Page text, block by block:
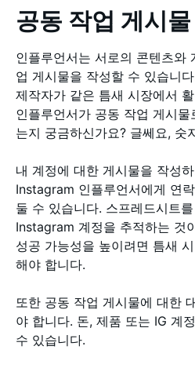
공동 작업 게시물
인플루언서는 서로의 콘텐츠와
업 게시물을 작성할 수 있습니
제작자가 같은 틈새 시장에서
인플루언서가 공동 작업 게시
는지 궁금하신가요? 글쎄요, 숫
내 계정에 대한 게시물을 작성
Instagram 인플루언서에게 연
둘 수 있습니다. 스프레드시트
Instagram 계정을 추적하는 것
성공 가능성을 높이려면 틈새
해야 합니다.
또한 공동 작업 게시물에 대한
야 합니다. 돈, 제품 또는 IG 계
수 있습니다.